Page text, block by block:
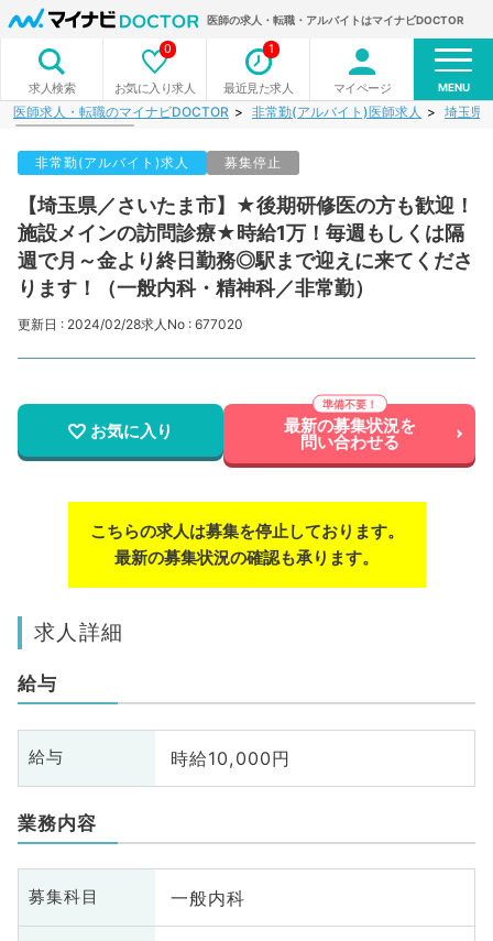
医師の求人・転職・アルバイトはマイナビDOCTOR
求人検索 お気に入り求人
0
最近見た求人
1
マイページ MENU
医師求人・転職のマイナビDOCTOR 非常勤(アルバイト)医師求人 埼玉県
非常勤(アルバイト)求人 募集停止
【埼玉県／さいたま市】★後期研修医の方も歓迎！
施設メインの訪問診療★時給1万！毎週もしくは隔
週で月～金より終日勤務◎駅まで迎えに来てくださ
ります！（一般内科・精神科／非常勤）
更新日 : 2024/02/28求人No : 677020
お気に入り 最新の募集状況を
問い合わせる
こちらの求人は募集を停止しております。
最新の募集状況の確認も承ります。
求人詳細
給与
給与 時給10,000円
業務内容
募集科目 一般内科